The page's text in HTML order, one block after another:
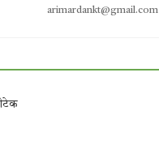
arimardankt@gmail.com